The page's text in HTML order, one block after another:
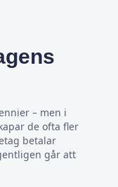
– men i
de ofta fler
betalar
går att